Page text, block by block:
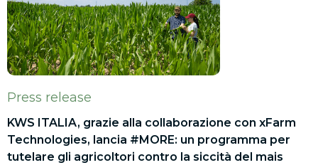
Press release
KWS ITALIA, grazie alla collaborazione con xFarm
Technologies, lancia #MORE: un programma per
tutelare gli agricoltori contro la siccità del mais